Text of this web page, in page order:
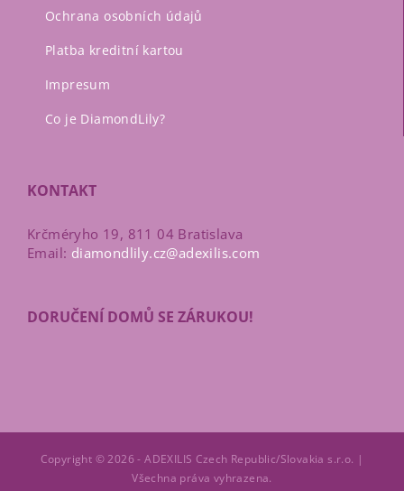
Ochrana osobních údajů
Platba kreditní kartou
Impresum
Co je DiamondLily?
KONTAKT
Krčméryho 19, 811 04 Bratislava
Email: diamondlily.cz@adexilis.com
DORUČENÍ DOMŮ SE ZÁRUKOU!
Copyright © 2026 - ADEXILIS Czech Republic/Slovakia s.r.o. |
Všechna práva vyhrazena.